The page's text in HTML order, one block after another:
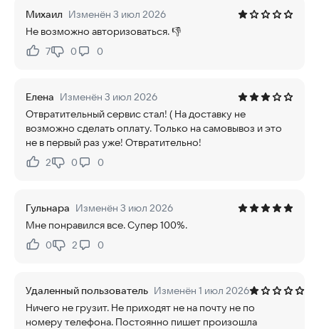
Михаил Изменён 3 июл 2026
Не возможно авторизоваться. 👎
Нравится:
7Не нравится:
0 0
Елена Изменён 3 июл 2026
Отвратительный сервис стал! ( На доставку не
возможно сделать оплату. Только на самовывоз и это
не в первый раз уже! Отвратительно!
Нравится:
2Не нравится:
0 0
Гульнара Изменён 3 июл 2026
Мне понравился все. Супер 100%.
Нравится:
0Не нравится:
2 0
Удаленный пользователь Изменён 1 июл 2026
Ничего не грузит. Не приходят не на почту не по
номеру телефона. Постоянно пишет произошла